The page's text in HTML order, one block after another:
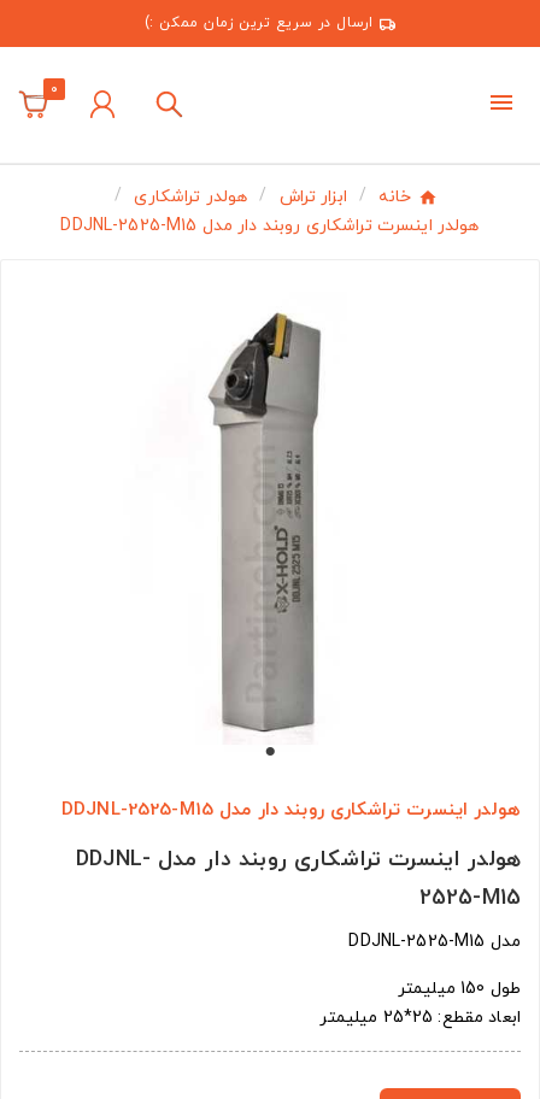
ارسال در سریع ترین زمان ممکن :)
0
خانه ابزار تراش
هولدر تراشکاری
هولدر اینسرت تراشکاری روبند دار مدل DDJNL-2525-M15
هولدر اینسرت تراشکاری روبند دار مدل DDJNL-2525-M15
هولدر اینسرت تراشکاری روبند دار مدل DDJNL-
2525-M15
مدل DDJNL-2525-M15
طول 150 میلیمتر
ابعاد مقطع: 25*25 میلیمتر